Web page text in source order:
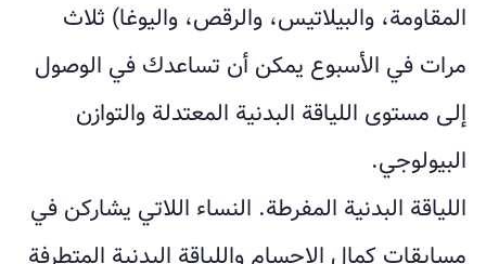
المقاومة، والبيلاتيس، والرقص، واليوغا) ثلاث
مرات في الأسبوع يمكن أن تساعدك في الوصول
إلى مستوى اللياقة البدنية المعتدلة والتوازن
البيولوجي.
اللياقة البدنية المفرطة. النساء اللاتي يشاركن في